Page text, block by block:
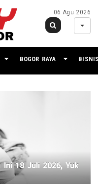
06 Agu 2026
BOGOR RAYA
18 Juli 2026, Yuk